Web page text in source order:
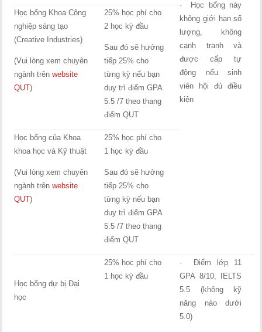
· Học bổng này
không giới hạn số
lượng, không
cạnh tranh và
được cấp tự
động nếu sinh
viên hội đủ điều
kiện
Học bổng Khoa Công
nghiệp sáng tạo
(Creative Industries)
(Vui lòng xem chuyên
ngành trênwebsite
QUT)
25% học phí cho
2 học kỳ đầu
Sau đó sẽ hưởng
tiếp 25% cho
từng kỳ nếu bạn
duy trì điểm GPA
5.5 /7 theo thang
điểm QUT
Học bổng của Khoa
khoa học và Kỹ thuật
(Vui lòng xem chuyên
ngành trênwebsite
QUT)
25% học phí cho
1 học kỳ đầu
Sau đó sẽ hưởng
tiếp 25% cho
từng kỳ nếu bạn
duy trì điểm GPA
5.5 /7 theo thang
điểm QUT
Học bổng dự bị Đại
học
25% học phí cho
1 học kỳ đầu
· Điểm lớp 11
GPA 8/10, IELTS
5.5 (không kỹ
năng nào dưới
5.0)